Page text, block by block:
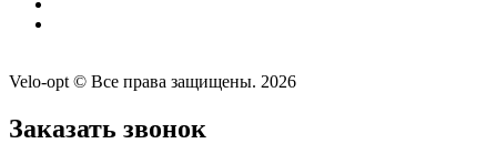
Velo-opt © Все права защищены. 2026
Заказать звонок